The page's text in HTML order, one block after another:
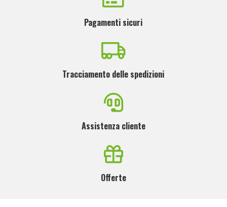
Pagamenti sicuri
Tracciamento delle spedizioni
Assistenza cliente
Offerte